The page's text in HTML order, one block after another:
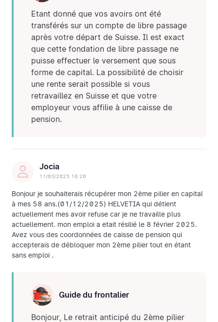
Etant donné que vos avoirs ont été
transférés sur un compte de libre passage
après votre départ de Suisse. Il est exact
que cette fondation de libre passage ne
puisse effectuer le versement que sous
forme de capital. La possibilité de choisir
une rente serait possible si vous
retravaillez en Suisse et que votre
employeur vous affilie à une caisse de
pension.
Jocia
11/03/2025 16:20
Bonjour je souhaiterais récupérer mon 2ème pilier en capital
à mes 58 ans.(01/12/2025) HELVETIA qui détient
actuellement mes avoir refuse car je ne travaille plus
actuellement. mon emploi a etait résilié le 8 février 2025.
Avez vous des coordonnées de caisse de pension qui
accepterais de débloquer mon 2ème pilier tout en étant
sans emploi .
Guide du frontalier
Bonjour, Le retrait anticipé du 2ème pilier